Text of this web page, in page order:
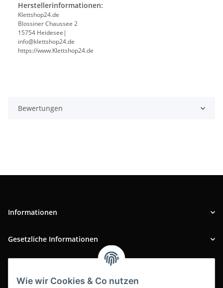
Wie wir Cookies & Co nutzen
Herstellerinformationen:
Klettshop24.de
Blossiner Chaussee 2
15754 Heidesee|
info@klettshop24.de
https://www.Klettshop24.de
Bewertungen
Informationen
Gesetzliche Informationen